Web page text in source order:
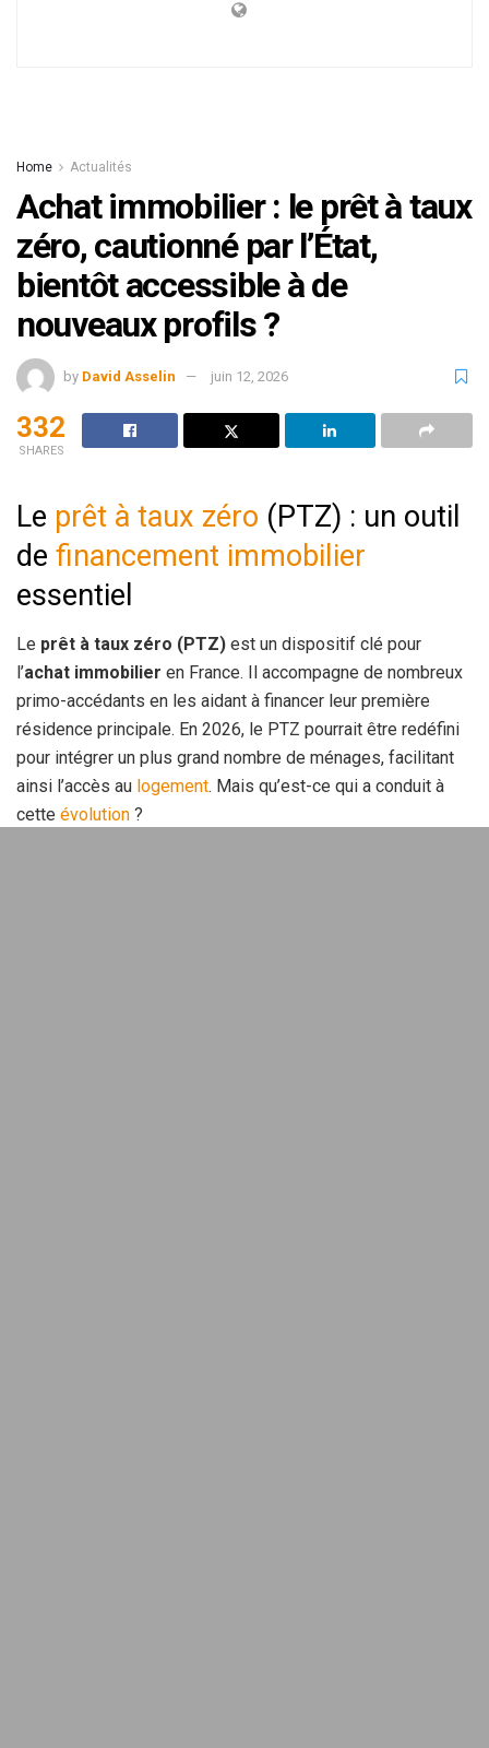
Home Actualités
Achat immobilier : le prêt à taux
zéro, cautionné par l’État,
bientôt accessible à de
nouveaux profils ?
by David Asselin juin 12, 2026
332
SHARES
Le prêt à taux zéro (PTZ) : un outil
de financement immobilier
essentiel
Le prêt à taux zéro (PTZ) est un dispositif clé pour
l’achat immobilier en France. Il accompagne de nombreux
primo-accédants en les aidant à financer leur première
résidence principale. En 2026, le PTZ pourrait être redéfini
pour intégrer un plus grand nombre de ménages, facilitant
ainsi l’accès au logement. Mais qu’est-ce qui a conduit à
cette évolution ?